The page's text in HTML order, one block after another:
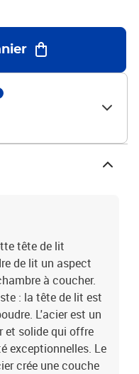
: OuiRemarque :
tête de lit
de lit un aspect
à coucher.
: la tête de lit est
L'acier est un
et solide qui offre
exceptionnelles. Le
crée une couche